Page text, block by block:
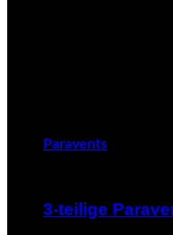
Paravents
3-teilige